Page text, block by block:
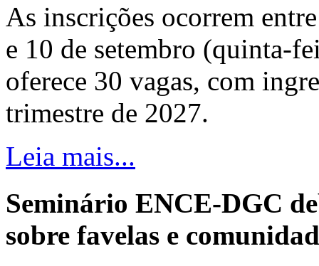
As inscrições ocorrem
e 10 de setembro (quinta-
oferece 30 vagas, com
trimestre de 2027.
Leia mais...
Seminário ENCE-DGC
sobre favelas e